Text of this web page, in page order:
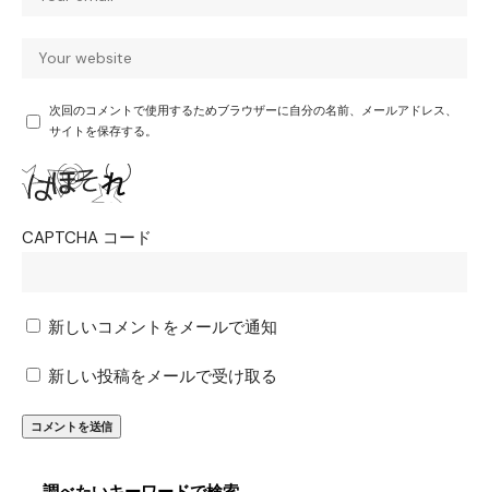
次回のコメントで使用するためブラウザーに自分の名前、メールアドレス、
サイトを保存する。
CAPTCHA コード
新しいコメントをメールで通知
新しい投稿をメールで受け取る